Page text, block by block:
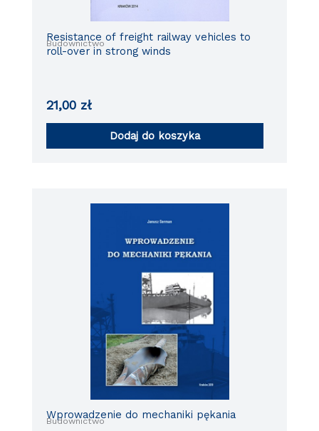
Budownictwo
Resistance of freight railway vehicles to
roll-over in strong winds
21,00 zł
Dodaj do koszyka
Budownictwo
Wprowadzenie do mechaniki pękania